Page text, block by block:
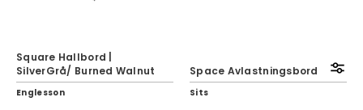
Square Hallbord |
SilverGrå/ Burned Walnut
Englesson
Space Avlastningsbord
Sits